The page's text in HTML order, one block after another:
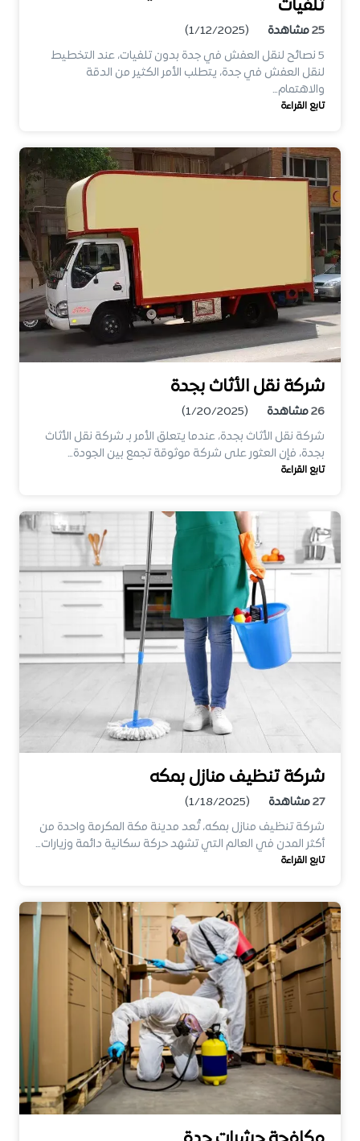
تلفيات
25مشاهدة
(1/12/2025)
5 نصائح لنقل العفش في جدة بدون تلفيات، عند التخطيط
لنقل العفش في جدة، يتطلب الأمر الكثير من الدقة
والاهتمام…
تابع القراءة
شركة نقل الأثاث بجدة
26مشاهدة
(1/20/2025)
شركة نقل الأثاث بجدة، عندما يتعلق الأمر بـ شركة نقل الأثاث
بجدة، فإن العثور على شركة موثوقة تجمع بين الجودة…
تابع القراءة
شركة تنظيف منازل بمكه
27مشاهدة
(1/18/2025)
شركة تنظيف منازل بمكه، تُعد مدينة مكة المكرمة واحدة من
أكثر المدن في العالم التي تشهد حركة سكانية دائمة وزيارات…
تابع القراءة